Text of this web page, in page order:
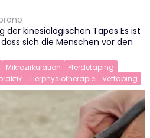
der kinesiologischen Tapes Es ist
sich die Menschen vor den
Mikrozirkulation
Pferdetaping
Tierphysiotherapie Vettaping